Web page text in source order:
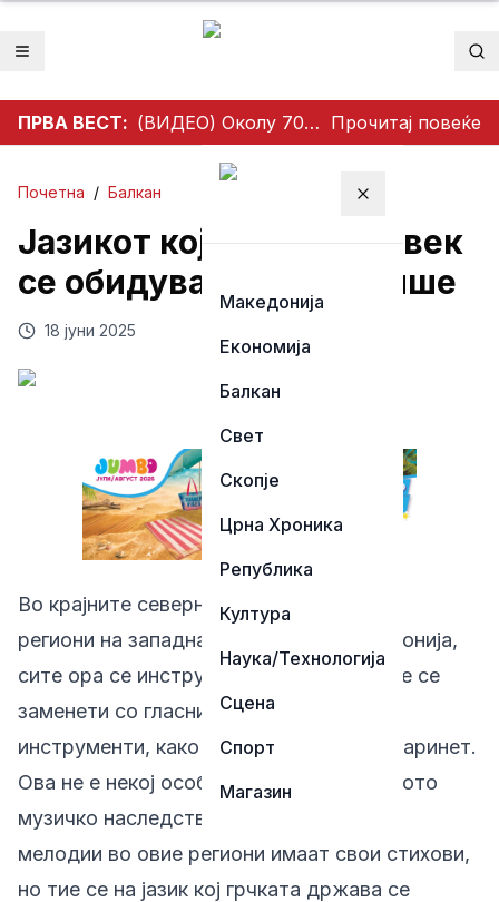
Отвори мени
ПРВА ВЕСТ: (ВИДЕО) Околу 700 велосипедисти без облека возеа низ Берлин – пораки за слобода на телото, толеранција и климата Прочитај повеќе
Затвори мени
Македонија
Економија
Балкан
Свет
Скопје
Црна Хроника
Република
Култура
Наука/Технологија
Сцена
Спорт
Магазин
Почетна / Балкан
Јазикот кој Грција цел век
се обидува да го избрише
18 јуни 2025
Во крајните северни делови на грчките
региони на западна и централна Македонија,
сите ора се инструментални. Стиховите се
заменети со гласни, лимени и дувачки
инструменти, како труба, тромбон и кларинет.
Ова не е некој особен аспект на локалното
музичко наследство. Традиционалните
мелодии во овие региони имаат свои стихови,
но тие се на јазик кој грчката држава се